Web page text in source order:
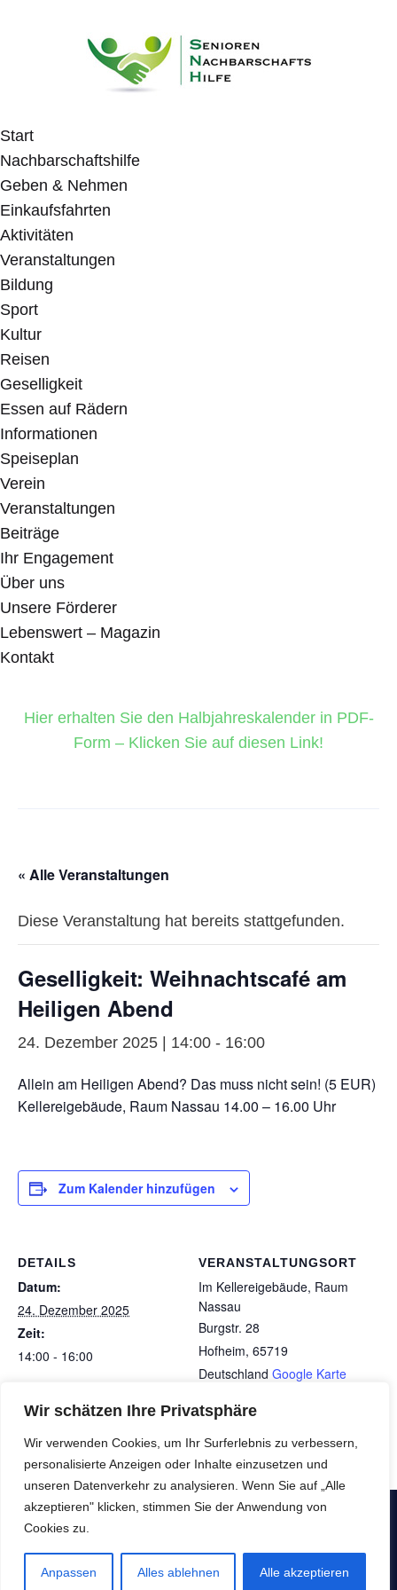
Wir schätzen Ihre Privatsphäre
Wir verwenden Cookies, um Ihr Surferlebnis zu verbessern,
personalisierte Anzeigen oder Inhalte einzusetzen und
unseren Datenverkehr zu analysieren. Wenn Sie auf „Alle
akzeptieren" klicken, stimmen Sie der Anwendung von
Cookies zu.
Anpassen Alles ablehnen Alle akzeptieren
Start
Nachbarschaftshilfe
Geben & Nehmen
Einkaufsfahrten
Aktivitäten
Veranstaltungen
Bildung
Sport
Kultur
Reisen
Geselligkeit
Essen auf Rädern
Informationen
Speiseplan
Verein
Veranstaltungen
Beiträge
Ihr Engagement
Über uns
Unsere Förderer
Lebenswert – Magazin
Kontakt
Hier erhalten Sie den Halbjahreskalender in PDF-
Form – Klicken Sie auf diesen Link!
« Alle Veranstaltungen
Diese Veranstaltung hat bereits stattgefunden.
Geselligkeit: Weihnachtscafé am
Heiligen Abend
24. Dezember 2025 | 14:00 - 16:00
Allein am Heiligen Abend? Das muss nicht sein! (5 EUR)
Kellereigebäude, Raum Nassau 14.00 – 16.00 Uhr
Zum Kalender hinzufügen
DETAILS
Datum:
24. Dezember 2025
Zeit:
14:00 - 16:00
VERANSTALTUNGSORT
Im Kellereigebäude, Raum
Nassau
Burgstr. 28
Hofheim, 65719
Deutschland Google Karte
Musik: „Tanzschule Ruth Grau“ mit SNH&VBV Dienstagscafé
Copyright © SeniorenNachbarschaftsHilfe e.V. - Alle Rechte
Datenschutzerklärung Impressum